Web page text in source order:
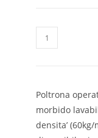
JOES'
quantità
Poltrona
morbido
densita’